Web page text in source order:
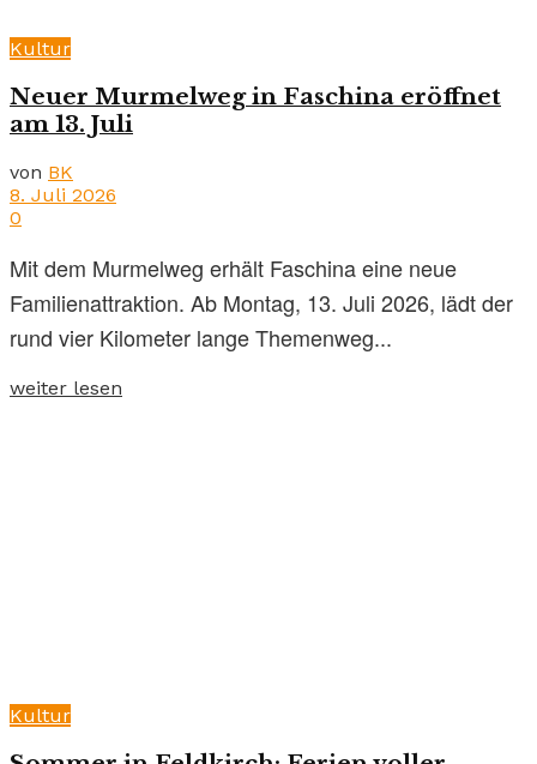
Kultur
Neuer Murmelweg in Faschina eröffnet
am 13. Juli
von BK
8. Juli 2026
0
Mit dem Murmelweg erhält Faschina eine neue
Familienattraktion. Ab Montag, 13. Juli 2026, lädt der
rund vier Kilometer lange Themenweg...
weiter lesen
Kultur